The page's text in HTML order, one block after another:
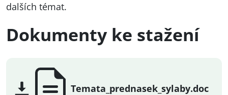
dalších témat.
Dokumenty ke stažení
Temata_prednasek_sylaby.doc